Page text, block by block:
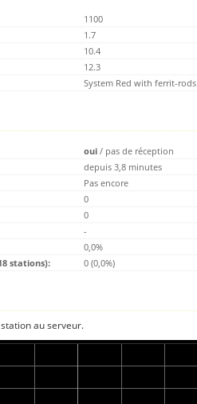
1100
1.7
10.4
12.3
System Red with ferrit-rods
oui / pas de réception
depuis 3,8 minutes
Pas encore
0
0
-
0,0%
stations):
0 (0,0%)
au serveur.